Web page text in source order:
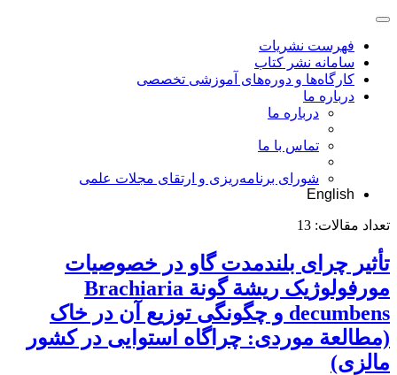
فهرست نشریات
سامانه نشر کتاب
کارگاه‌ها و دوره‌های آموزشی تخصصی
درباره ما
درباره ما
تماس با ما
شورای برنامه‌ریزی و ارتقای مجلات علمی
English
تعداد مقالات: 13
تأثیر چرای بلندمدت گاو در خصوصیات
مورفولوژیک ریشة گونة Brachiaria
decumbens و چگونگی توزیع آن در خاک
(مطالعة موردی: چراگاه استوایی در کشور
مالزی)